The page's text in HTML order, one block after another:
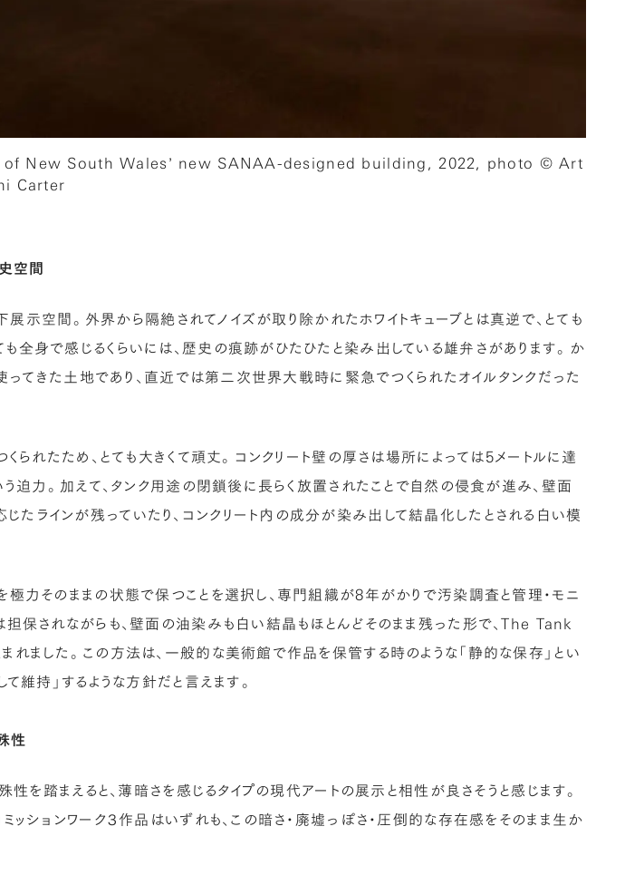
New South Wales’ new SANAA-designed building, 2022, photo © Art
Carter
空間
示空間。外界から隔絶されてノイズが取り除かれたホワイトキューブとは真逆で、とても
全身で感じるくらいには、歴史の痕跡がひたひたと染み出している雄弁さがあります。か
てきた土地であり、直近では第二次世界大戦時に緊急でつくられたオイルタンクだった
れたため、とても大きくて頑丈。コンクリート壁の厚さは場所によっては5メートルに達
う迫力。加えて、タンク用途の閉鎖後に長らく放置されたことで自然の侵食が進み、壁面
ラインが残っていたり、コンクリート内の成分が染み出して結晶化したとされる白い模
力そのままの状態で保つことを選択し、専門組織が8年がかりで汚染調査と管理・モニ
担保されながらも、壁面の油染みも白い結晶もほとんどそのまま残った形で、The Tank
れました。この方法は、一般的な美術館で作品を保管する時のような「静的な保存」とい
て維持」するような方針だと言えます。
性
踏まえると、薄暗さを感じるタイプの現代アートの展示と相性が良さそうと感じます。
ションワーク３作品はいずれも、この暗さ・廃墟っぽさ・圧倒的な存在感をそのまま生か